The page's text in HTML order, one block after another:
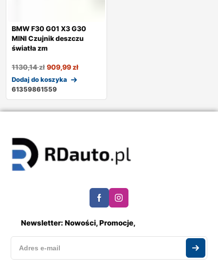
BMW F30 G01 X3 G30
MINI Czujnik deszczu
światła zm
1130,14zł 909,99zł
Dodaj do koszyka
61359861559
Newsletter: Nowości, Promocje,